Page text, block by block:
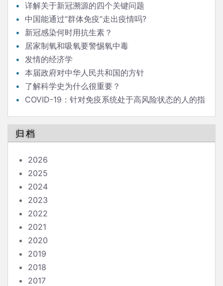
详解关于新冠溯源的四个关键问题
中国能通过“群体免疫”走出疫情吗?
新冠感染何时用抗生素？
居家制氧和吸氧要警惕氧中毒
发情的经济学
本届政府对中华人民共和国的方针
了解科学史为什么很重要？
COVID-19：针对免疫系统处于高风险状态的人的指
归档
2026
2025
2024
2023
2022
2021
2020
2019
2018
2017